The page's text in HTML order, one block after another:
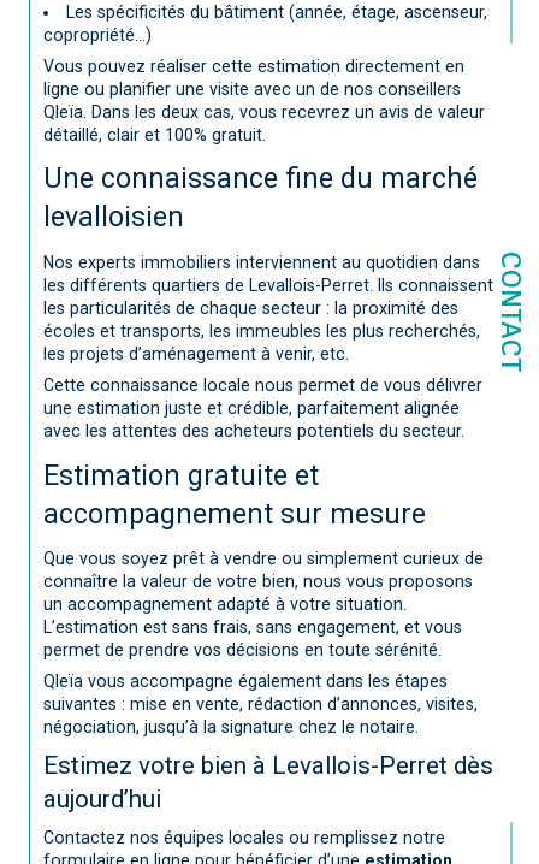
CONTACT
Les spécificités du bâtiment (année, étage, ascenseur,
copropriété...)
Vous pouvez réaliser cette estimation directement en
ligne ou planifier une visite avec un de nos conseillers
Qleïa. Dans les deux cas, vous recevrez un avis de valeur
détaillé, clair et 100% gratuit.
Une connaissance fine du marché
levalloisien
Nos experts immobiliers interviennent au quotidien dans
les différents quartiers de Levallois-Perret. Ils connaissent
les particularités de chaque secteur : la proximité des
écoles et transports, les immeubles les plus recherchés,
les projets d’aménagement à venir, etc.
Cette connaissance locale nous permet de vous délivrer
une estimation juste et crédible, parfaitement alignée
avec les attentes des acheteurs potentiels du secteur.
Estimation gratuite et
accompagnement sur mesure
Que vous soyez prêt à vendre ou simplement curieux de
connaître la valeur de votre bien, nous vous proposons
un accompagnement adapté à votre situation.
L’estimation est sans frais, sans engagement, et vous
permet de prendre vos décisions en toute sérénité.
Qleïa vous accompagne également dans les étapes
suivantes : mise en vente, rédaction d’annonces, visites,
négociation, jusqu’à la signature chez le notaire.
Estimez votre bien à Levallois-Perret dès
aujourd’hui
Contactez nos équipes locales ou remplissez notre
formulaire en ligne pour bénéficier d’une estimation